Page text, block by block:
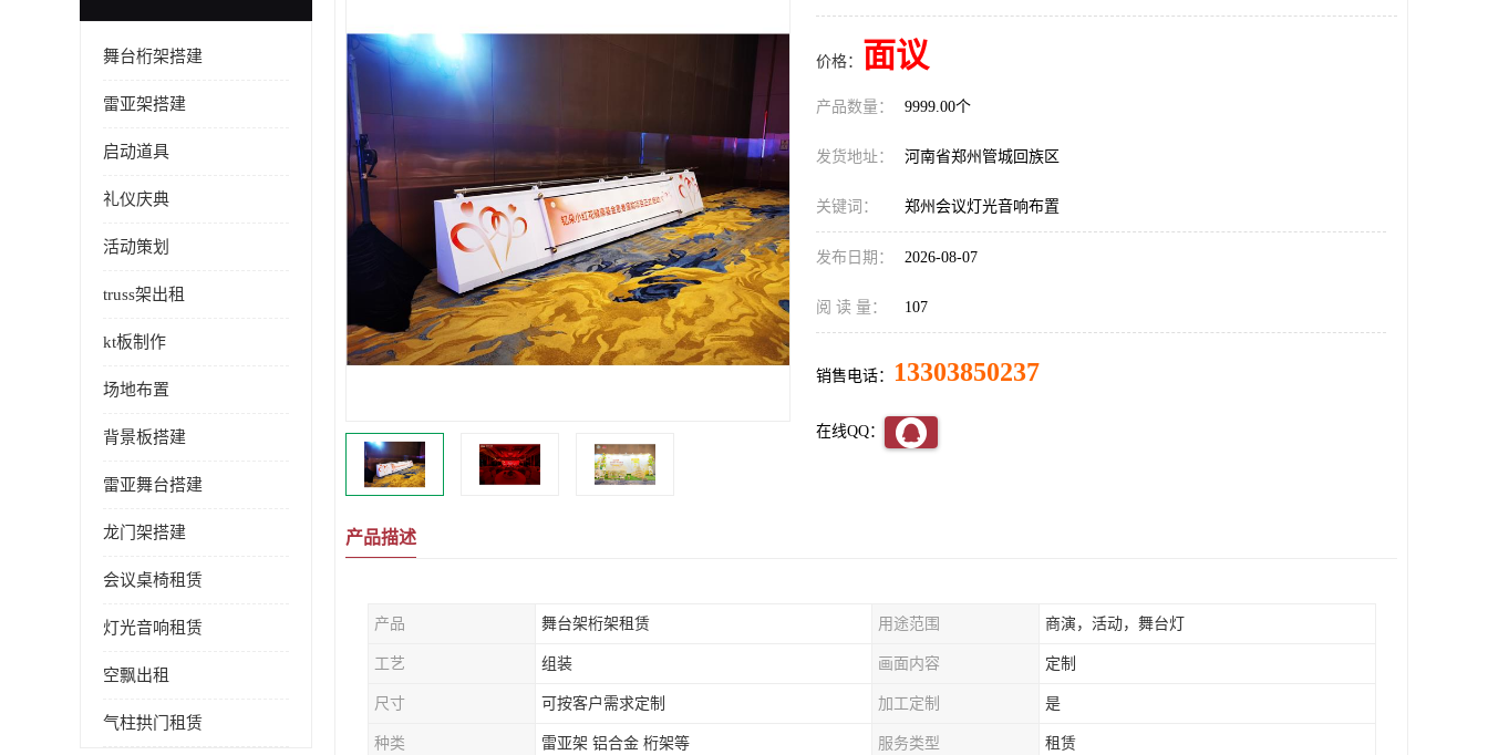
舞台桁架搭建
雷亚架搭建
启动道具
礼仪庆典
活动策划
truss架出租
kt板制作
场地布置
背景板搭建
雷亚舞台搭建
龙门架搭建
会议桌椅租赁
灯光音响租赁
空飘出租
气柱拱门租赁
价格： 面议
产品数量： 9999.00个
发货地址： 河南省郑州管城回族区
关键词： 郑州会议灯光音响布置
发布日期： 2026-08-07
阅 读 量： 107
销售电话： 13303850237
在线QQ：
产品描述
产品 舞台架桁架租赁 用途范围 商演，活动，舞台灯
工艺 组装 画面内容 定制
尺寸 可按客户需求定制 加工定制 是
种类 雷亚架 铝合金 桁架等 服务类型 租赁